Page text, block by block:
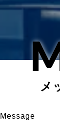
メ
Message